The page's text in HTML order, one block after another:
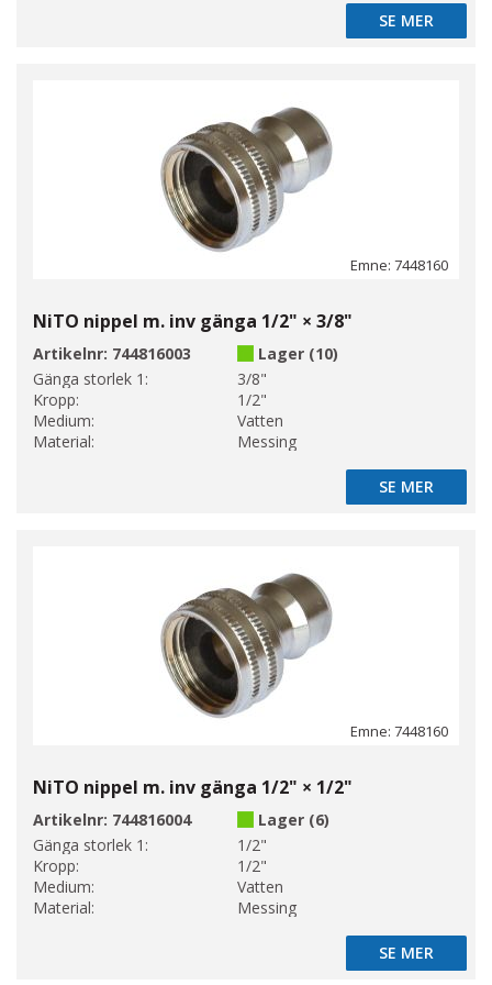
SE MER
SE MER
Emne: 7448160
NiTO nippel m. inv gänga 1/2" × 3/8"
Artikelnr: 744816003
Lager (10)
Gänga storlek 1:
3/8"
Kropp:
1/2"
Medium:
Vatten
Material:
Messing
SE MER
SE MER
Emne: 7448160
NiTO nippel m. inv gänga 1/2" × 1/2"
Artikelnr: 744816004
Lager (6)
Gänga storlek 1:
1/2"
Kropp:
1/2"
Medium:
Vatten
Material:
Messing
SE MER
SE MER